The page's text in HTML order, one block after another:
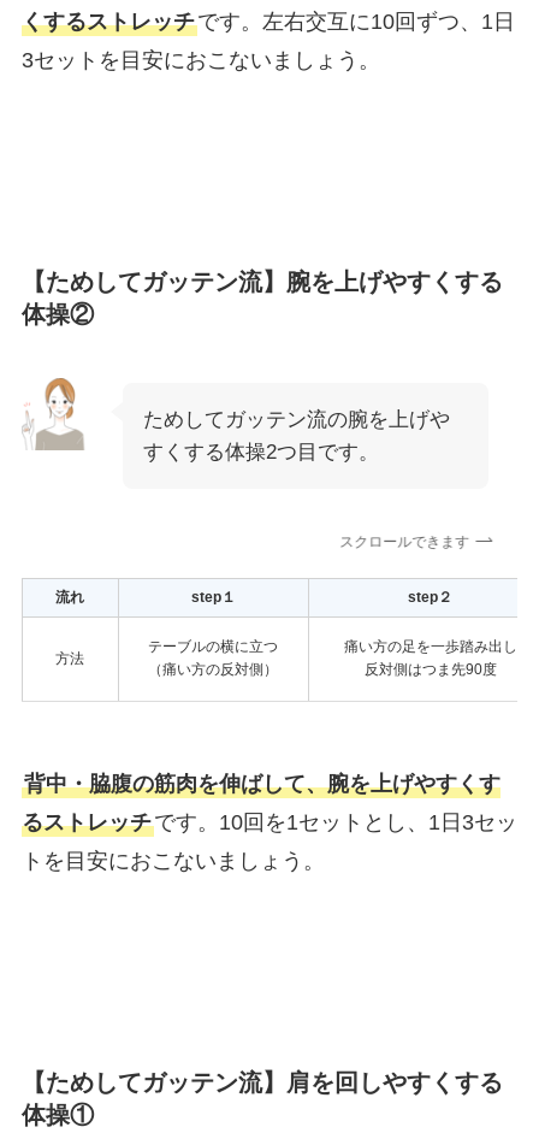
くするストレッチです。左右交互に10回ずつ、1日
3セットを目安におこないましょう。
【ためしてガッテン流】腕を上げやすくする
体操②
ためしてガッテン流の腕を上げや
すくする体操2つ目です。
スクロールできます
流れ step１ step２
方法
テーブルの横に立つ
（痛い方の反対側）
痛い方の足を一歩踏み出し
反対側はつま先90度
背中・脇腹の筋肉を伸ばして、腕を上げやすくす
るストレッチです。10回を1セットとし、1日3セッ
トを目安におこないましょう。
【ためしてガッテン流】肩を回しやすくする
体操①